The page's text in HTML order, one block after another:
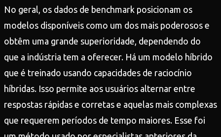
No geral, os dados de benchmark posicionam os
modelos disponíveis como um dos mais poderosos e
obtêm uma grande superioridade, dependendo do
que a indústria tem a oferecer. Há um modelo híbrido
que é treinado usando capacidades de raciocínio
híbridas. Isso permite aos usuários alternar entre
respostas rápidas e corretas e aquelas mais complexas
que requerem períodos de tempo maiores. Esse foi